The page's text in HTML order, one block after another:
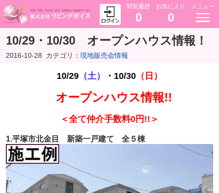
閲覧履歴
0
お気に入り
0
メニュー
10/29・10/30 オープンハウス情報！
2016-10-28 カテゴリ： 現地販売会情報
10/29 （土） ・ 10/30 （日）
オープンハウス情報!!
＜全て仲介手数料0円!!＞
1.平塚市北金目 新築一戸建て 全５棟